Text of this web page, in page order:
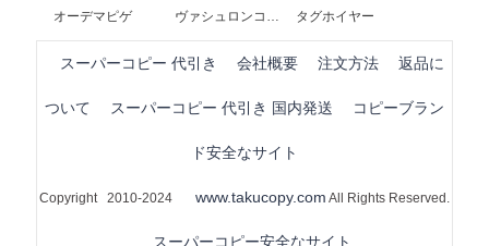
オーデマピゲ
ヴァシュロンコンスタンタン タグホイヤー
スーパーコピー 代引き 会社概要 注文方法 返品に
ついて スーパーコピー 代引き 国内発送 コピーブラン
ド安全なサイト
Copyright 2010-2024 www.takucopy.com All Rights Reserved.
スーパーコピー安全なサイト